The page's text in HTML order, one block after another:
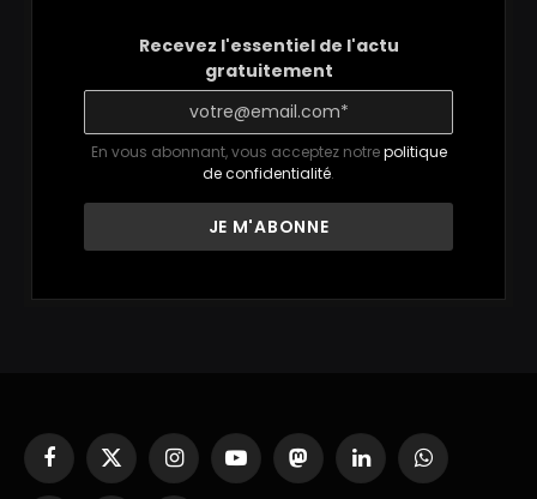
Recevez l'essentiel de l'actu
gratuitement
En vous abonnant, vous acceptez notrepolitique
de confidentialité.
Facebook
X
(Twitter)
InstagramYouTubeMastodonLinkedInWhatsApp